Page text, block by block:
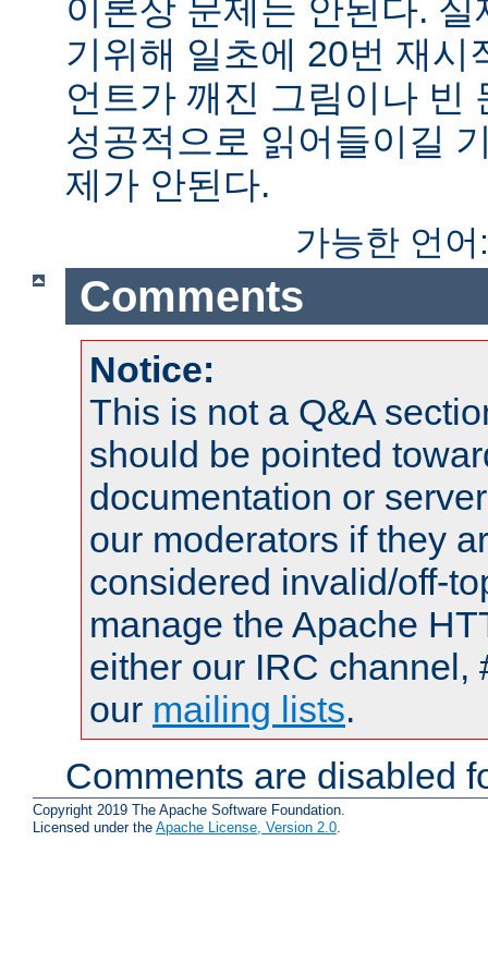
이론상 문제는 안된다.
기위해 일초에 20번 재시
언트가 깨진 그림이나 빈
성공적으로 읽어들이길
제가 안된다.
가능한 언
Comments
Notice:
This is not a Q&A
should be pointed
documentation or
our moderators if they
considered invalid/off-
manage the Apache
either our IRC channel,
our mailing lists.
Comments are disabled
Copyright 2019 The Apache Software Foundation.
Licensed under the Apache License, Version 2.0.